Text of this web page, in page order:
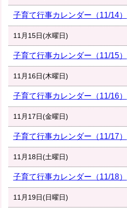
子育て行事カレンダー（11/14）
11月15日(水曜日)
子育て行事カレンダー（11/15）
11月16日(木曜日)
子育て行事カレンダー（11/16）
11月17日(金曜日)
子育て行事カレンダー（11/17）
11月18日(土曜日)
子育て行事カレンダー（11/18）
11月19日(日曜日)